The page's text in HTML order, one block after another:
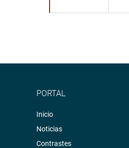
PORTAL
Inicio
Noticias
Contrastes